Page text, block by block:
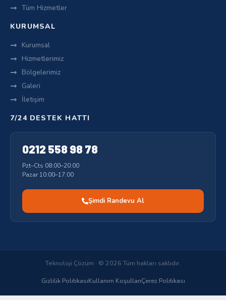
Tüm Hizmetler
KURUMSAL
Kurumsal
Hizmetlerimiz
Bölgelerimiz
Galeri
İletişim
7/24 DESTEK HATTI
0212 558 98 78
Pzt–Cts 08:00–20:00
Pazar 10:00–17:00
Şimdi Randevu Al
Teknoloji Çözüm · © 2026 Tüm hakları saklıdır.
Gizlilik PolitikasıKullanım KoşullarıÇerez Politikası